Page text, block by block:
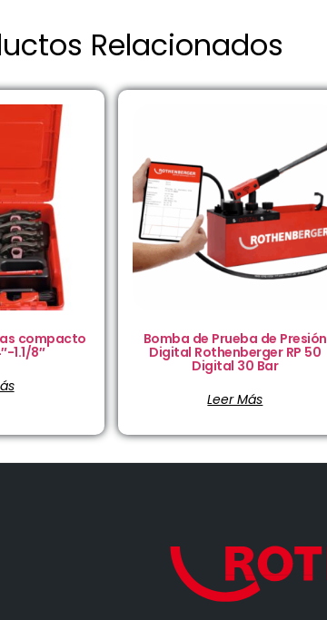
Relacionados
compacto
1.1/8″
Bomba de Prueba de Presión
Digital Rothenberger RP 50
Digital 30 Bar
Leer Más